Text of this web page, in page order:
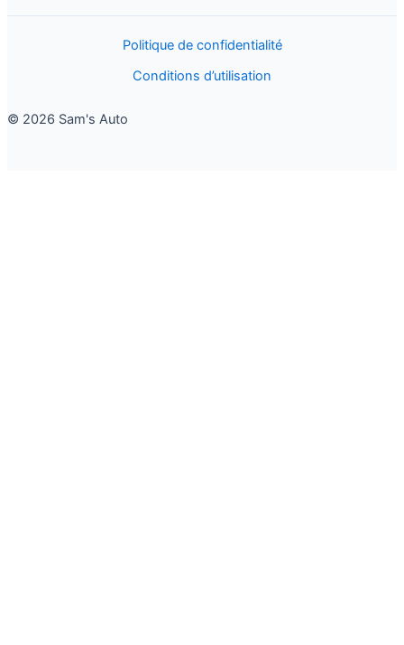
Politique de confidentialité
Conditions d’utilisation
© 2026 Sam's Auto